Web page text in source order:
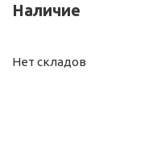
Наличие
Нет складов